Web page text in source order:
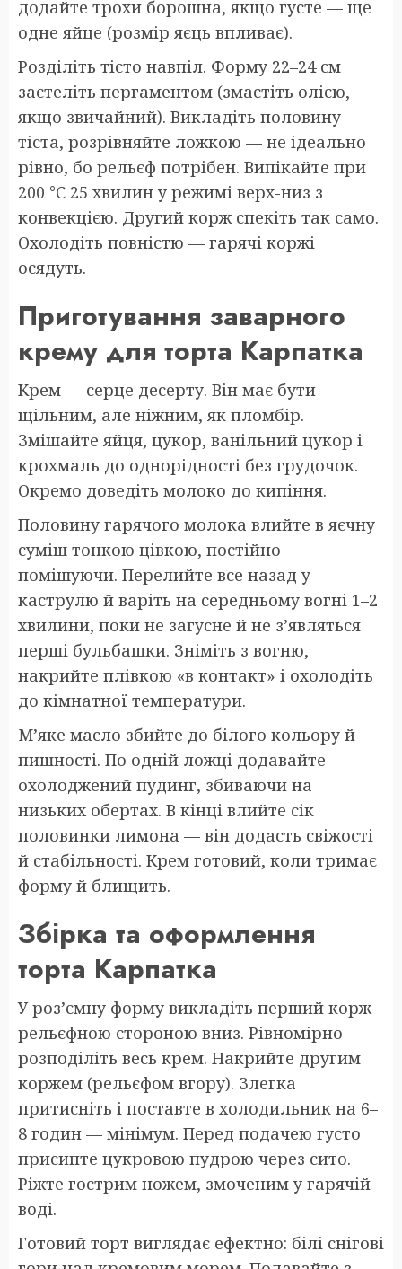
додайте трохи борошна, якщо густе — ще
одне яйце (розмір яєць впливає).
Розділіть тісто навпіл. Форму 22–24 см
застеліть пергаментом (змастіть олією,
якщо звичайний). Викладіть половину
тіста, розрівняйте ложкою — не ідеально
рівно, бо рельєф потрібен. Випікайте при
200 °C 25 хвилин у режимі верх-низ з
конвекцією. Другий корж спекіть так само.
Охолодіть повністю — гарячі коржі
осядуть.
Приготування заварного
крему для торта Карпатка
Крем — серце десерту. Він має бути
щільним, але ніжним, як пломбір.
Змішайте яйця, цукор, ванільний цукор і
крохмаль до однорідності без грудочок.
Окремо доведіть молоко до кипіння.
Половину гарячого молока влийте в яєчну
суміш тонкою цівкою, постійно
помішуючи. Перелийте все назад у
каструлю й варіть на середньому вогні 1–2
хвилини, поки не загусне й не з’являться
перші бульбашки. Зніміть з вогню,
накрийте плівкою «в контакт» і охолодіть
до кімнатної температури.
М’яке масло збийте до білого кольору й
пишності. По одній ложці додавайте
охолоджений пудинг, збиваючи на
низьких обертах. В кінці влийте сік
половинки лимона — він додасть свіжості
й стабільності. Крем готовий, коли тримає
форму й блищить.
Збірка та оформлення
торта Карпатка
У роз’ємну форму викладіть перший корж
рельєфною стороною вниз. Рівномірно
розподіліть весь крем. Накрийте другим
коржем (рельєфом вгору). Злегка
притисніть і поставте в холодильник на 6–
8 годин — мінімум. Перед подачею густо
присипте цукровою пудрою через сито.
Ріжте гострим ножем, змоченим у гарячій
воді.
Готовий торт виглядає ефектно: білі снігові